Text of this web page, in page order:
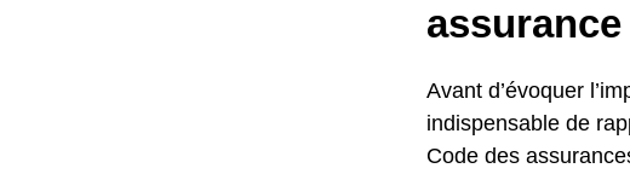
Avant d’évoquer
indispensable de
Code des